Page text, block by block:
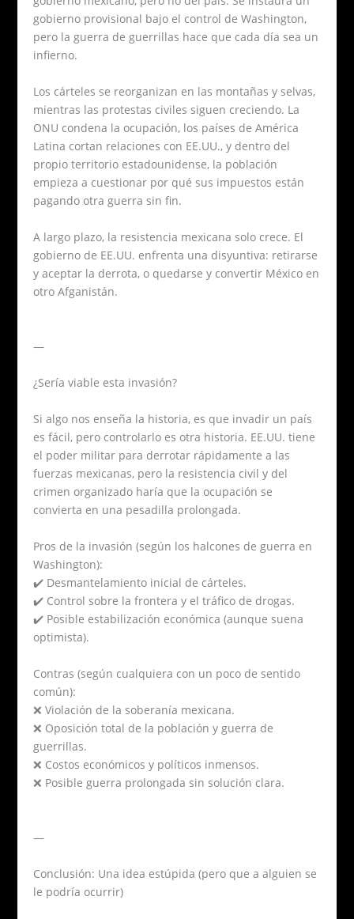
gobierno provisional bajo el control de Washington,
pero la guerra de guerrillas hace que cada día sea un
infierno.
Los cárteles se reorganizan en las montañas y selvas,
mientras las protestas civiles siguen creciendo. La
ONU condena la ocupación, los países de América
Latina cortan relaciones con EE.UU., y dentro del
propio territorio estadounidense, la población
empieza a cuestionar por qué sus impuestos están
pagando otra guerra sin fin.
A largo plazo, la resistencia mexicana solo crece. El
gobierno de EE.UU. enfrenta una disyuntiva: retirarse
y aceptar la derrota, o quedarse y convertir México en
otro Afganistán.
—
¿Sería viable esta invasión?
Si algo nos enseña la historia, es que invadir un país
es fácil, pero controlarlo es otra historia. EE.UU. tiene
el poder militar para derrotar rápidamente a las
fuerzas mexicanas, pero la resistencia civil y del
crimen organizado haría que la ocupación se
convierta en una pesadilla prolongada.
Pros de la invasión (según los halcones de guerra en
Washington):
✔️ Desmantelamiento inicial de cárteles.
✔️ Control sobre la frontera y el tráfico de drogas.
✔️ Posible estabilización económica (aunque suena
optimista).
Contras (según cualquiera con un poco de sentido
común):
❌ Violación de la soberanía mexicana.
❌ Oposición total de la población y guerra de
guerrillas.
❌ Costos económicos y políticos inmensos.
❌ Posible guerra prolongada sin solución clara.
—
Conclusión: Una idea estúpida (pero que a alguien se
le podría ocurrir)